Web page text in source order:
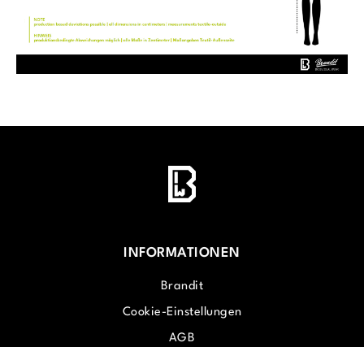
INFORMATIONEN
Brandit
Cookie-Einstellungen
AGB